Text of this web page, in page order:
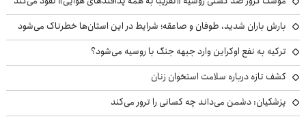
بارش باران شدید، طوفان و صاعقه؛ شرایط در این استان‌ها خطرناک می‌شود
ترکیه به نفع اوکراین وارد جبهه جنگ با روسیه می‌شود؟
کشف تازه درباره سلامت استخوان زنان
پزشکیان: دشمن می‌داند چه کسانی را ترور می‌کند